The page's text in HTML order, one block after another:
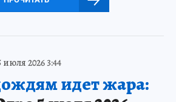
июля 2026 3:44
идет жара: